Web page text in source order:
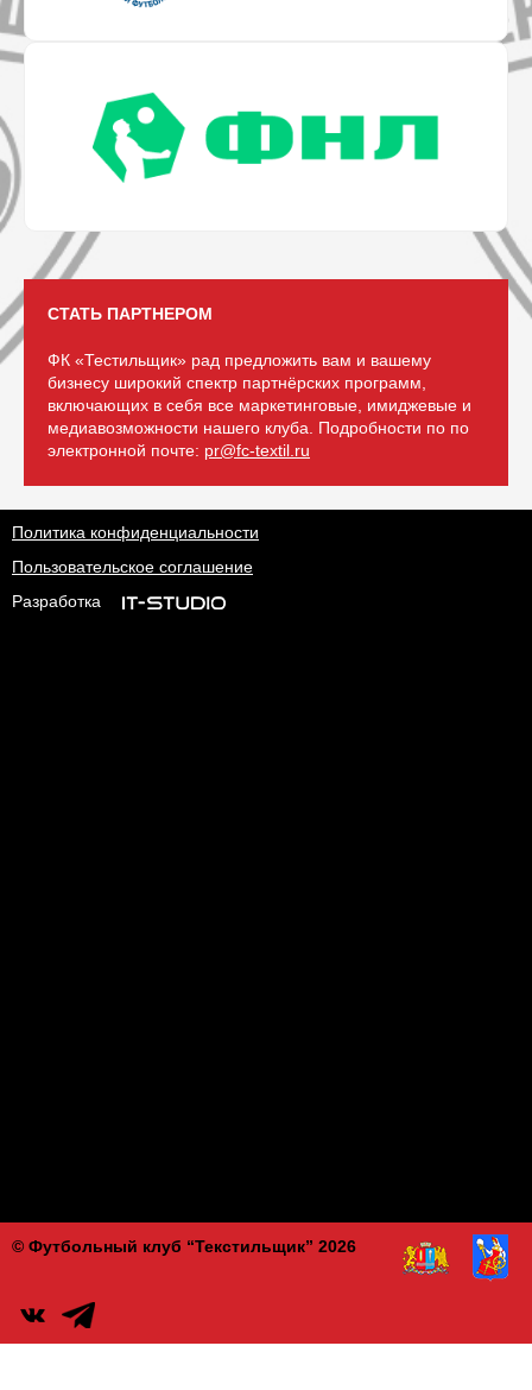
СТАТЬ ПАРТНЕРОМ
ФК «Тестильщик» рад предложить вам и вашему
бизнесу широкий спектр партнёрских программ,
включающих в себя все маркетинговые, имиджевые и
медиавозможности нашего клуба. Подробности по по
электронной почте: pr@fc-textil.ru
Политика конфиденциальности
Пользовательское соглашение
Разработка
© Футбольный клуб “Текстильщик” 2026